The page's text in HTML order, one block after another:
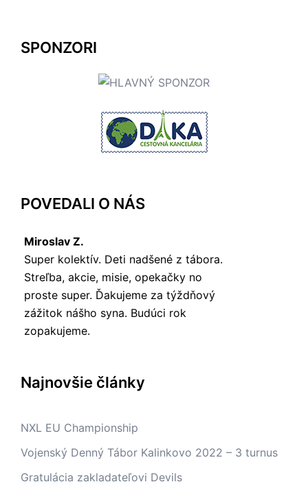
SPONZORI
POVEDALI O NÁS
Miroslav Z.
Super kolektív. Deti nadšené z tábora.
Streľba, akcie, misie, opekačky no
proste super. Ďakujeme za týždňový
zážitok nášho syna. Budúci rok
zopakujeme.
Najnovšie články
NXL EU Championship
Vojenský Denný Tábor Kalinkovo 2022 – 3 turnus
Gratulácia zakladateľovi Devils